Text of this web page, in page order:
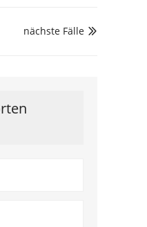

nächste Fälle